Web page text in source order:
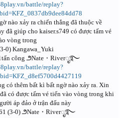
battle/replay?
nào xảy ra chiến thắng đã thuộc về
đã giúp cho kaiser.s749 có được tấm vé
vòng trong
0) Kangawa_Yuki
công ౨Nate・Riverೃ࿐
battle/replay?
có thêm bất kì bất ngờ nào xảy ra. Xin
có được tấm vé tiến vào vòng trong khi
áp đảo ở trận đấu này
(3-0) ౨Nate・Riverೃ࿐